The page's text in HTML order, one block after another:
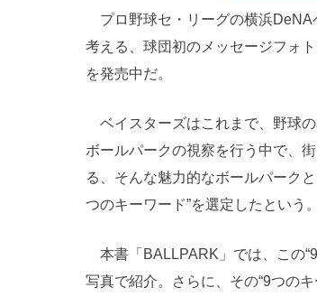
プロ野球セ・リーグの横浜DeNA
考える、球団初のメッセージフォ
を発売中だ。
ベイスターズはこれまで、野球
ボールパークの視察を行う中で、
る、そんな魅力的なボールパーク
つのキーワード”を選定したという。
本書「BALLPARK」では、この
写真で紹介。さらに、その“9つの